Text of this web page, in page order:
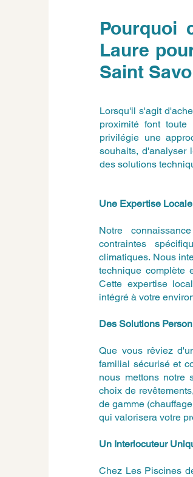
Pourquoi
Laure
Saint
Lorsqu'il s'agit
proximité font toute
privilégie une
souhaits, d'analyser
des solutions
Une Expertise
Notre
contraintes
climatiques. Nous
technique complète
Cette expertise
intégré à votre
Des Solutions
Que vous rêviez
familial sécurisé et
nous mettons notre
choix de
de gamme
qui valorisera votre
Un Interlocuteur
Chez Les Piscines